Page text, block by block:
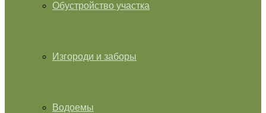
Обустройство участка
Изгороди и заборы
Водоемы